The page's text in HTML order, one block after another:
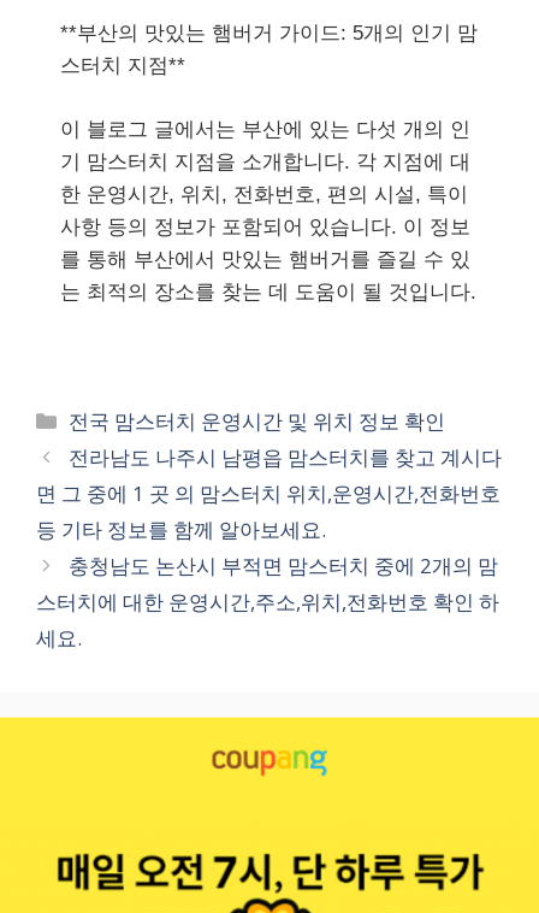
**부산의 맛있는 햄버거 가이드: 5개의 인기 맘
스터치 지점**
이 블로그 글에서는 부산에 있는 다섯 개의 인
기 맘스터치 지점을 소개합니다. 각 지점에 대
한 운영시간, 위치, 전화번호, 편의 시설, 특이
사항 등의 정보가 포함되어 있습니다. 이 정보
를 통해 부산에서 맛있는 햄버거를 즐길 수 있
는 최적의 장소를 찾는 데 도움이 될 것입니다.
카
테
리
전국 맘스터치 운영시간 및 위치 정보 확인
전라남도 나주시 남평읍 맘스터치를 찾고 계시다
면 그 중에 1 곳 의 맘스터치 위치,운영시간,전화번호
등 기타 정보를 함께 알아보세요.
충청남도 논산시 부적면 맘스터치 중에 2개의 맘
스터치에 대한 운영시간,주소,위치,전화번호 확인 하
세요.